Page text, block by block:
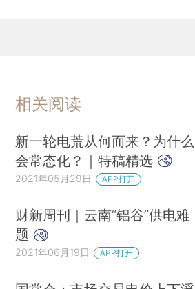
相关阅读
新一轮电荒从何而来？为什么
会常态化？｜特稿精选
2021年05月29日 APP打开
财新周刊｜云南“铝谷”供电难
题
2021年06月19日 APP打开